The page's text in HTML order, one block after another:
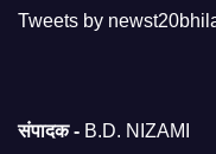
Tweets by
संपादक - B.D. NIZAMI